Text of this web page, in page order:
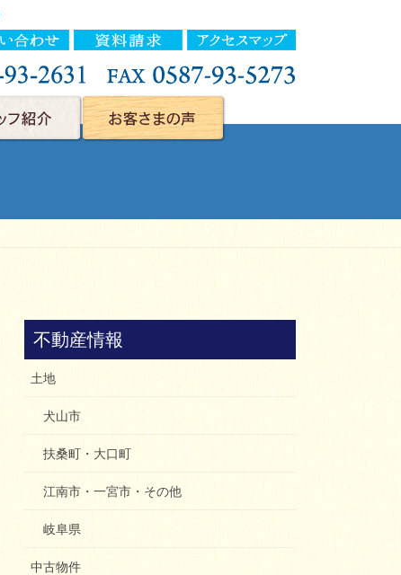
不動産情報
土地
犬山市
扶桑町・大口町
江南市・一宮市・その他
岐阜県
中古物件